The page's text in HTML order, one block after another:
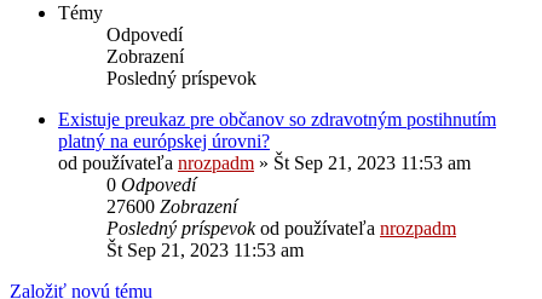
Témy
Odpovedí
Zobrazení
Posledný príspevok
Existuje preukaz pre občanov so zdravotným postihnutím
platný na európskej úrovni?
od používateľa nrozpadm » Št Sep 21, 2023 11:53 am
0 Odpovedí
27600 Zobrazení
Posledný príspevokod používateľa nrozpadm
Št Sep 21, 2023 11:53 am
Založiť novú tému